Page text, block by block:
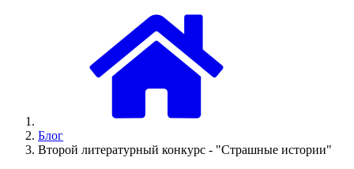
Блог
Второй литературный конкурс - "Страшные истории"